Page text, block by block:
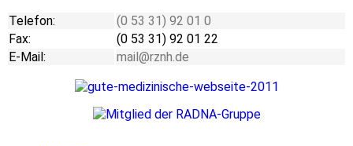
Telefon:
(0 53 31) 92 01 0
Fax:
(0 53 31) 92 01 22
E-Mail:
mail@rznh.de